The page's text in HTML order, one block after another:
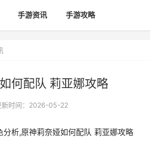
手游资讯 手游攻略
何配队 莉亚娜攻略
新时间：2026-05-22
分析,原神莉奈娅如何配队 莉亚娜攻略